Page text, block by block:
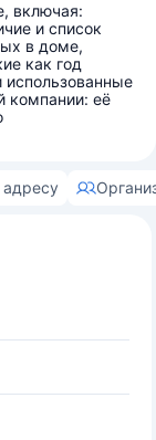
включая:
и список
в доме,
как год
использованные
компании: её